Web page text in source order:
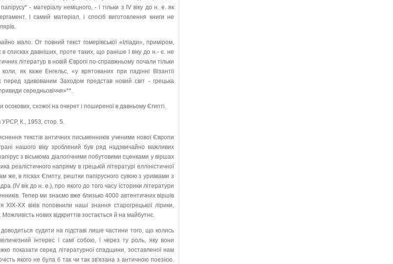
- матеріалу неміцного, - і тільки з IV віку до н. е. як
І самий матеріал, і спосіб виготовлення книги не
мало. От повний текст гомерівської «Іліади», приміром,
списках давніших, проте таких, що раніше І віку до н.- є. не
літератур в новій Європі по-справжньому почали тільки
як каже Енгельс, «у врятованих при падінні Візантії
здивованим Заходом представ новий світ - грецька
середньовіччя»**.
осокових, схожої на очерет і поширеної в давньому Єгипті.
УРСР, К., 1953, стор. 5.
текстів античних письменників ученими нової Європи
нашого віку зроблений був ряд надзвичайно важливих
з вісьмома діалогічними побутовими сценками у віршах
реалістичного напряму в грецькій літературі елліністичної
в пісках Єгипту, рештки папірусного сувою з уривками з
(IV вік до н. е.), про якого до того часу історики літератури
Тепер ми знаємо вже близько 4000 автентичних віршів
XX віків поповнили наші знання старогрецької лірики,
нових відкриттів зостається й на майбутнє.
судити на підставі лише частини того, що колись
інтерес і самі собою, і через ту роль, яку вони
показати серед літературної спадщини, зоставленої нам
якого не була б так чи так зв'язана з античною поезією.